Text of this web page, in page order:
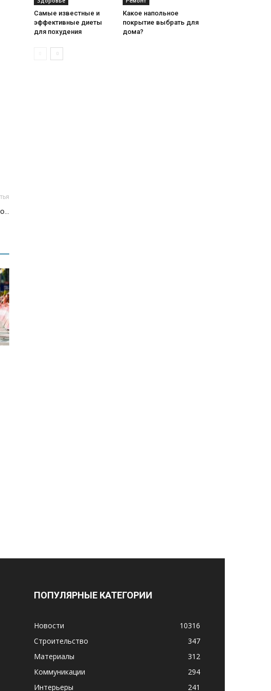
Самые известные и
эффективные диеты
для похудения
Какое напольное
покрытие выбрать для
дома?
ПОПУЛЯРНЫЕ КАТЕГОРИИ
Новости
10316
Строительство
347
Материалы
312
Коммуникации
294
Интерьеры
241